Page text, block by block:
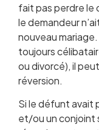
fait pas perdre le
le demandeur
nouveau
toujours
ou divorcé), il
réversion.
Si le défunt avait
et/ou un conjoint